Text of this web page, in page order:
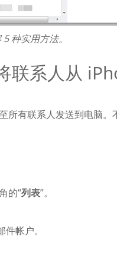
种实​​用方法。
联系人从
有联系人发送到电脑。
的“列表”。
帐户。